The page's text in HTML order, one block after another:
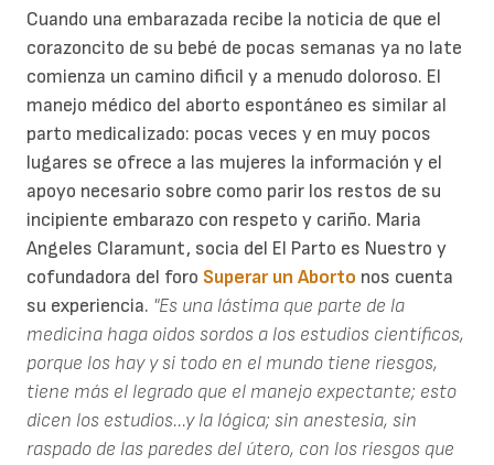
Cuando una embarazada recibe la noticia de que el
corazoncito de su bebé de pocas semanas ya no late
comienza un camino dificil y a menudo doloroso. El
manejo médico del aborto espontáneo es similar al
parto medicalizado: pocas veces y en muy pocos
lugares se ofrece a las mujeres la información y el
apoyo necesario sobre como parir los restos de su
incipiente embarazo con respeto y cariño. Maria
Angeles Claramunt, socia del El Parto es Nuestro y
cofundadora del foro Superar un Aborto nos cuenta
su experiencia. "Es una lástima que parte de la
medicina haga oidos sordos a los estudios científicos,
porque los hay y si todo en el mundo tiene riesgos,
tiene más el legrado que el manejo expectante; esto
dicen los estudios...y la lógica; sin anestesia, sin
raspado de las paredes del útero, con los riesgos que